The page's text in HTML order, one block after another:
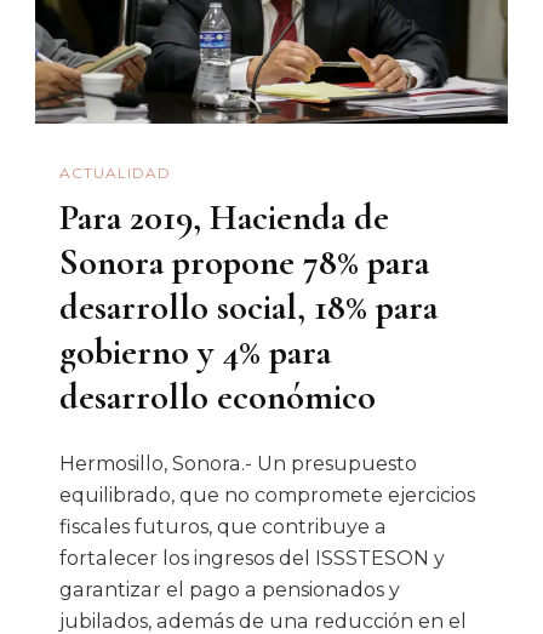
ACTUALIDAD
Para 2019, Hacienda de
Sonora propone 78% para
desarrollo social, 18% para
gobierno y 4% para
desarrollo económico
Hermosillo, Sonora.- Un presupuesto
equilibrado, que no compromete ejercicios
fiscales futuros, que contribuye a
fortalecer los ingresos del ISSSTESON y
garantizar el pago a pensionados y
jubilados, además de una reducción en el